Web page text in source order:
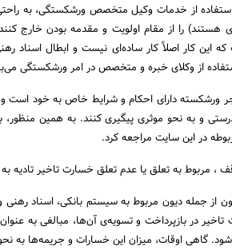
استفاده از خدمات وکیل متخصص ورشکستگی، به
هستند) را از مقام اولویت و مقدمه بودن خارج کنند
این کار اصلاً کار ساده‌ای نیست و ابطال اسناد
از وکلای خبره و متخصص در امر ورشکستگی
ورشکسته دارای احکام و شرایط خاص به خود است و
و به نحو موثری پیگیری کنند. به همین منظور،
در این سایت مراجعه کرد.
، مربوط به تعلق یا عدم تعلق خسارت تاخیر
از جمله دیون مربوط به سیستم بانکی، اسناد
تاخیر در بازپرداخت و تسویه‌ی آن‌ها، مبالغی به
گاهی اوقات، میزان این خسارات و جریمه‌ها به